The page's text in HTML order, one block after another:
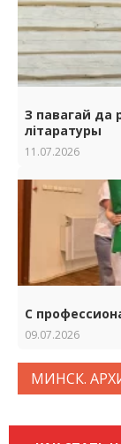
З павагай да
лiтаратуры
11.07.2026
С
09.07.2026
МИНСК.